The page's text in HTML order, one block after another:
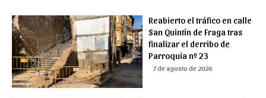
Reabierto el tráfico en calle
San Quintín de Fraga tras
finalizar el derribo de
Parroquia nº 23
7 de agosto de 2026